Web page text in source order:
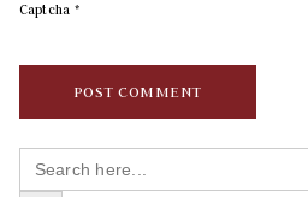
Captcha *
Search
for:
SEARCH BUTTON